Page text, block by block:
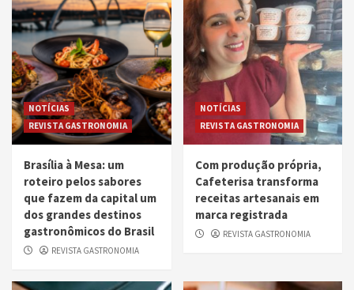
NOTÍCIAS
REVISTA GASTRONOMIA
Brasília à Mesa: um
roteiro pelos sabores
que fazem da capital um
dos grandes destinos
gastronômicos do Brasil
REVISTA GASTRONOMIA
NOTÍCIAS
REVISTA GASTRONOMIA
Com produção própria,
Cafeterisa transforma
receitas artesanais em
marca registrada
REVISTA GASTRONOMIA